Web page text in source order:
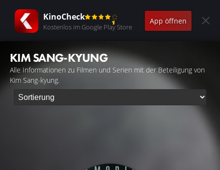
KinoCheck
Kostenlos im Google Play Store
App öffnen
KIM SANG-KYUNG
Alle Informationen zu Filmen und Serien mit der Beteiligung von
Kim Sang-kyung.